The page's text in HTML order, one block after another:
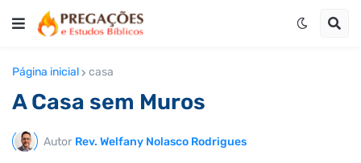
Página inicial casa
A Casa sem Muros
Autor Rev. Welfany Nolasco Rodrigues